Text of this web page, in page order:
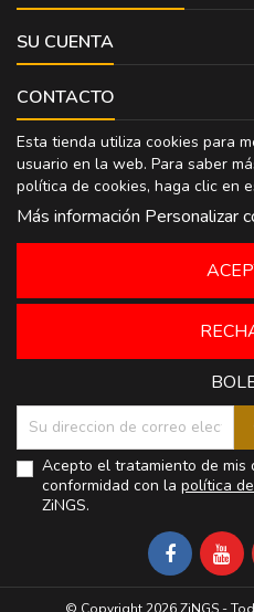
SU CUENTA
CONTACTO
Esta tienda utiliza cookies para
usuario en la web. Para saber
política de cookies, haga clic en
Más información Personalizar
Acepto el tratamiento de mis
conformidad con la política
ZiNGS.
© Copyright 2026 ZiNGS -